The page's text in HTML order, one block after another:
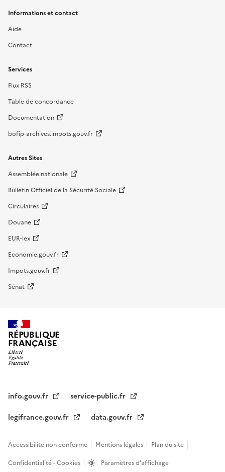
Informations et contact
Aide
Contact
Services
Flux RSS
Table de concordance
Documentation
bofip-archives.impots.gouv.fr
Autres Sites
Assemblée nationale
Bulletin Officiel de la Sécurité Sociale
Circulaires
Douane
EUR-lex
Economie.gouv.fr
Impots.gouv.fr
Sénat
RÉPUBLIQUE
FRANÇAISE
info.gouv.fr
service-public.fr
legifrance.gouv.fr
data.gouv.fr
Accessibilité non conforme Mentions légales
Plan du site
Confidentialité - Cookies
Paramètres d'affichage